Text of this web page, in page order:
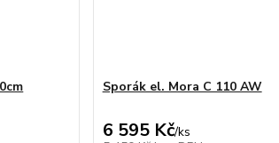
Sporák el. Mora C 110 AW
6 595 Kč/ks